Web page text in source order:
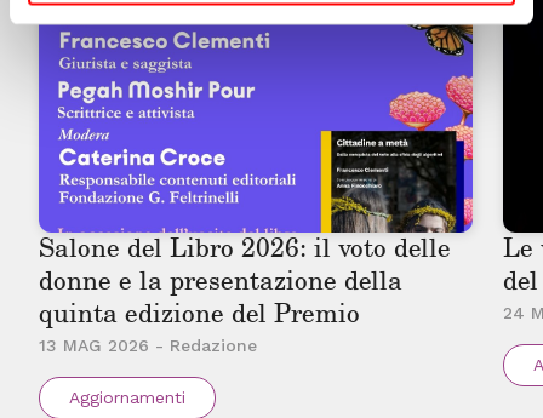
Salone del Libro 2026: il voto delle
donne e la presentazione della
quinta edizione del Premio
13 MAG 2026 - Redazione
Aggiornamenti
Le
24